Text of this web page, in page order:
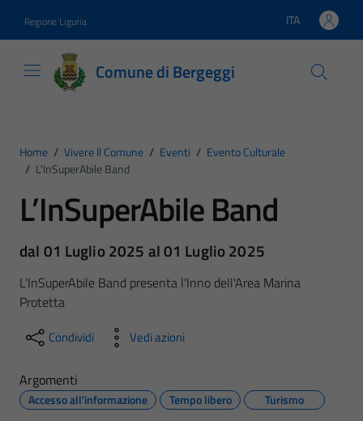
Regione Liguria Lingua attiva:
ITA
Comune di Bergeggi
Home / Vivere Il Comune / Eventi / Evento Culturale
/ L’InSuperAbile Band
L’InSuperAbile Band
dal 01 Luglio 2025 al 01 Luglio 2025
L'InSuperAbile Band presenta l'Inno dell'Area Marina
Protetta
Condividi Vedi azioni
Argomenti
Accesso all'informazione Tempo libero Turismo